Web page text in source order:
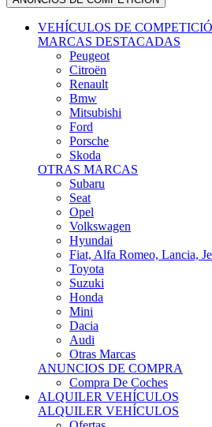
VEHÍCULOS DE
MARCAS DESTACADAS
Peugeot
Citroën
Renault
Bmw
Mitsubishi
Ford
Porsche
Skoda
OTRAS MARCAS
Subaru
Seat
Opel
Volkswagen
Hyundai
Fiat, Alfa Romeo, Lancia,
Toyota
Suzuki
Honda
Mini
Dacia
Audi
Otras Marcas
ANUNCIOS DE COMPRA
Compra De Coches
ALQUILER VEHÍCULOS
ALQUILER VEHÍCULOS
Ofertas
Búsquedas